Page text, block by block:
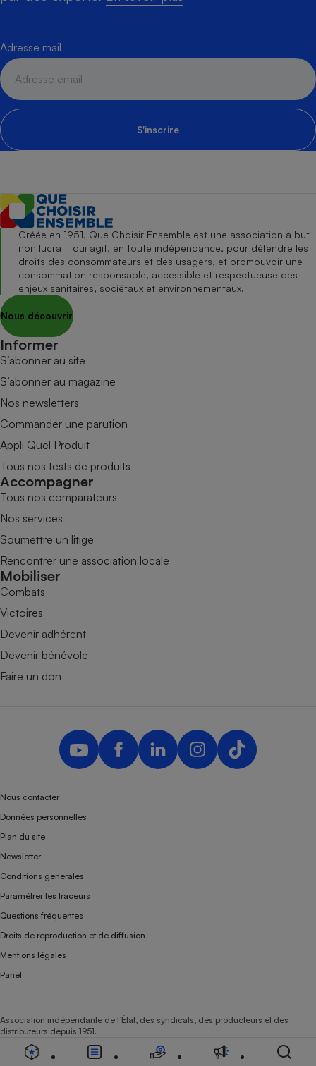
Adresse mail
S'inscrire
Créée en 1951, Que Choisir Ensemble est une association à but
non lucratif qui agit, en toute indépendance, pour défendre les
droits des consommateurs et des usagers, et promouvoir une
consommation responsable, accessible et respectueuse des
enjeux sanitaires, sociétaux et environnementaux.
Nous découvrir
Informer
S’abonner au site
S’abonner au magazine
Nos newsletters
Commander une parution
Appli Quel Produit
Tous nos tests de produits
Accompagner
Tous nos comparateurs
Nos services
Soumettre un litige
Rencontrer une association locale
Mobiliser
Combats
Victoires
Devenir adhérent
Devenir bénévole
Faire un don
Nous contacter
Données personnelles
Plan du site
Newsletter
Conditions générales
Paramétrer les traceurs
Questions fréquentes
Droits de reproduction et de diffusion
Mentions légales
Panel
Association indépendante de l’État, des syndicats, des producteurs et des
distributeurs depuis 1951.